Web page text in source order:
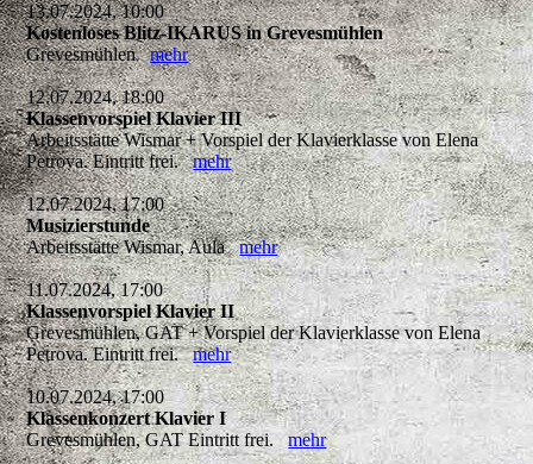
13.07.2024, 10:00
Kostenloses Blitz-IKARUS in Grevesmühlen
Grevesmühlenmehr
12.07.2024, 18:00
Klassenvorspiel Klavier III
Arbeitsstätte Wismar + Vorspiel der Klavierklasse von Elena
Petrova. Eintritt frei.mehr
12.07.2024, 17:00
Musizierstunde
Arbeitsstätte Wismar, Aulamehr
11.07.2024, 17:00
Klassenvorspiel Klavier II
Grevesmühlen, GAT + Vorspiel der Klavierklasse von Elena
Petrova. Eintritt frei.mehr
10.07.2024, 17:00
Klassenkonzert Klavier I
Grevesmühlen, GAT Eintritt frei.mehr